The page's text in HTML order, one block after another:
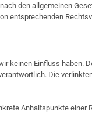
den allgemeinen
entsprechenden
keinen Einfluss
Die
Anhaltspunkte